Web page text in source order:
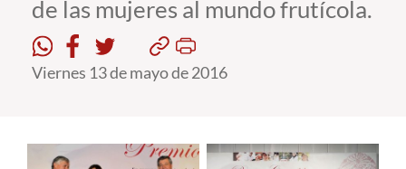
Académicos
Funcionarios
English
de las mujeres al mundo frutícola.
Viernes 13 de mayo de 2016